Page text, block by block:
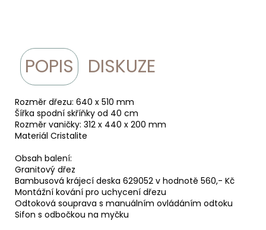
POPIS DISKUZE
Rozměr dřezu: 640 x 510 mm
Šířka spodní skříňky od 40 cm
Rozměr vaničky: 312 x 440 x 200 mm
Materiál Cristalite
Obsah balení:
Granitový dřez
Bambusová krájecí deska 629052 v hodnotě 560,- Kč
Montážní kování pro uchycení dřezu
Odtoková souprava s manuálním ovládáním odtoku
Sifon s odbočkou na myčku